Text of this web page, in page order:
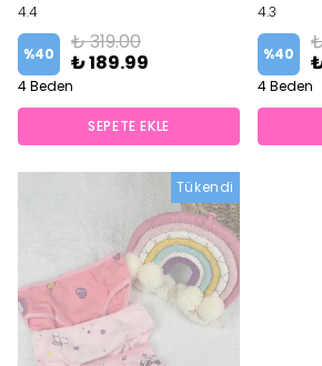
4.4
%40
₺ 319.00
₺ 189.99
4 Beden
SEPETE EKLE
4.3
%40
4 Beden
Tükendi